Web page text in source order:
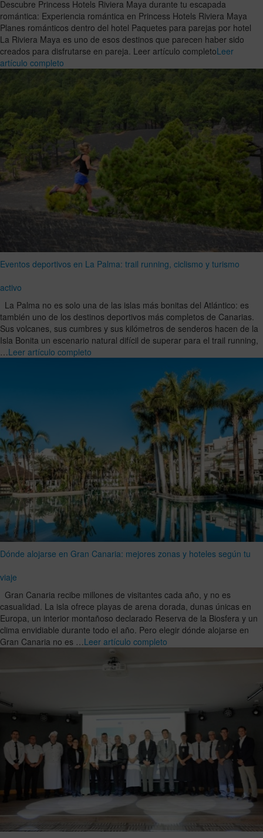
Descubre Princess Hotels Riviera Maya durante tu escapada
romántica: Experiencia romántica en Princess Hotels Riviera Maya
Planes románticos dentro del hotel Paquetes para parejas por hotel
La Riviera Maya es uno de esos destinos que parecen haber sido
creados para disfrutarse en pareja. Leer artículo completoLeer
artículo completo
Eventos deportivos en La Palma: trail running, ciclismo y turismo
activo
La Palma no es solo una de las islas más bonitas del Atlántico: es
también uno de los destinos deportivos más completos de Canarias.
Sus volcanes, sus cumbres y sus kilómetros de senderos hacen de la
Isla Bonita un escenario natural difícil de superar para el trail running,
…Leer artículo completo
Dónde alojarse en Gran Canaria: mejores zonas y hoteles según tu
viaje
Gran Canaria recibe millones de visitantes cada año, y no es
casualidad. La isla ofrece playas de arena dorada, dunas únicas en
Europa, un interior montañoso declarado Reserva de la Biosfera y un
clima envidiable durante todo el año. Pero elegir dónde alojarse en
Gran Canaria no es …Leer artículo completo